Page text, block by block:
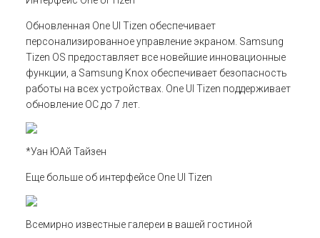
Обновленная One UI Tizen обеспечивает
персонализированное управление экраном. Samsung
Tizen OS предоставляет все новейшие инновационные
функции, а Samsung Knox обеспечивает безопасность
работы на всех устройствах. One UI Tizen поддерживает
обновление ОС до 7 лет.
*Уан ЮАй Тайзен
Еще больше об интерфейсе One UI Tizen
Всемирно известные галереи в вашей гостиной